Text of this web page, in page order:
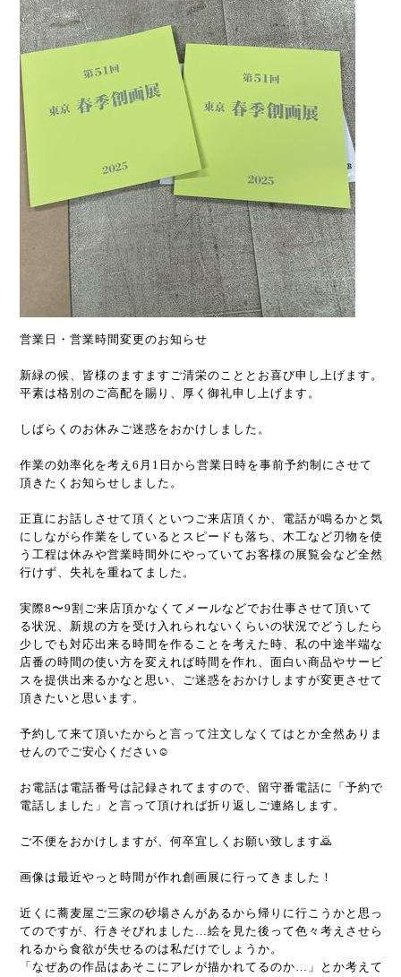
営業日・営業時間変更のお知らせ
新緑の候、皆様のますますご清栄のこととお喜び申し上げます。
平素は格別のご高配を賜り、厚く御礼申し上げます。
しばらくのお休みご迷惑をおかけしました。
作業の効率化を考え6月1日から営業日時を事前予約制にさせて
頂きたくお知らせしました。
正直にお話しさせて頂くといつご来店頂くか、電話が鳴るかと気
にしながら作業をしているとスピードも落ち、木工など刃物を使
う工程は休みや営業時間外にやっていてお客様の展覧会など全然
行けず、失礼を重ねてました。
実際8〜9割ご来店頂かなくてメールなどでお仕事させて頂いて
る状況、新規の方を受け入れられないくらいの状況でどうしたら
少しでも対応出来る時間を作ることを考えた時、私の中途半端な
店番の時間の使い方を変えれば時間を作れ、面白い商品やサービ
スを提供出来るかなと思い、ご迷惑をおかけしますが変更させて
頂きたいと思います。
予約して来て頂いたからと言って注文しなくてはとか全然ありま
せんのでご安心ください☺️
お電話は電話番号は記録されてますので、留守番電話に「予約で
電話しました」と言って頂ければ折り返しご連絡します。
ご不便をおかけしますが、何卒宜しくお願い致します🙇
画像は最近やっと時間が作れ創画展に行ってきました！
近くに蕎麦屋ご三家の砂場さんがあるから帰りに行こうかと思っ
てのですが、行きそびれました…絵を見た後って色々考えさせら
れるから食欲が失せるのは私だけでしょうか。
「なぜあの作品はあそこにアレが描かれてるのか…」とか考えて